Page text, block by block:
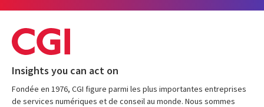
Insights you can act on
Fondée en 1976, CGI figure parmi les plus importantes entreprises
de services numériques et de conseil au monde. Nous sommes